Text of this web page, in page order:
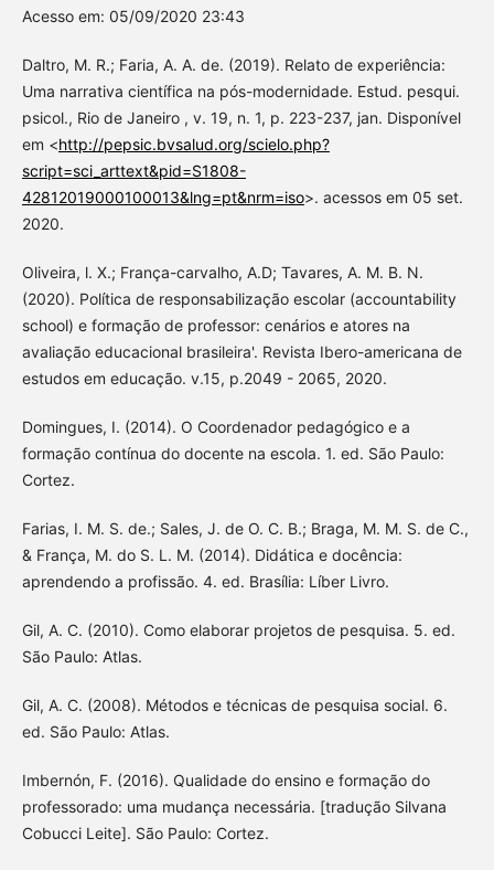
Acesso em: 05/09/2020 23:43
Daltro, M. R.; Faria, A. A. de. (2019). Relato de experiência:
Uma narrativa científica na pós-modernidade. Estud. pesqui.
psicol., Rio de Janeiro , v. 19, n. 1, p. 223-237, jan. Disponível
em <http://pepsic.bvsalud.org/scielo.php?
script=sci_arttext&pid=S1808-
42812019000100013&lng=pt&nrm=iso>. acessos em 05 set.
2020.
Oliveira, l. X.; França-carvalho, A.D; Tavares, A. M. B. N.
(2020). Política de responsabilização escolar (accountability
school) e formação de professor: cenários e atores na
avaliação educacional brasileira'. Revista Ibero-americana de
estudos em educação. v.15, p.2049 - 2065, 2020.
Domingues, I. (2014). O Coordenador pedagógico e a
formação contínua do docente na escola. 1. ed. São Paulo:
Cortez.
Farias, I. M. S. de.; Sales, J. de O. C. B.; Braga, M. M. S. de C.,
& França, M. do S. L. M. (2014). Didática e docência:
aprendendo a profissão. 4. ed. Brasília: Líber Livro.
Gil, A. C. (2010). Como elaborar projetos de pesquisa. 5. ed.
São Paulo: Atlas.
Gil, A. C. (2008). Métodos e técnicas de pesquisa social. 6.
ed. São Paulo: Atlas.
Imbernón, F. (2016). Qualidade do ensino e formação do
professorado: uma mudança necessária. [tradução Silvana
Cobucci Leite]. São Paulo: Cortez.